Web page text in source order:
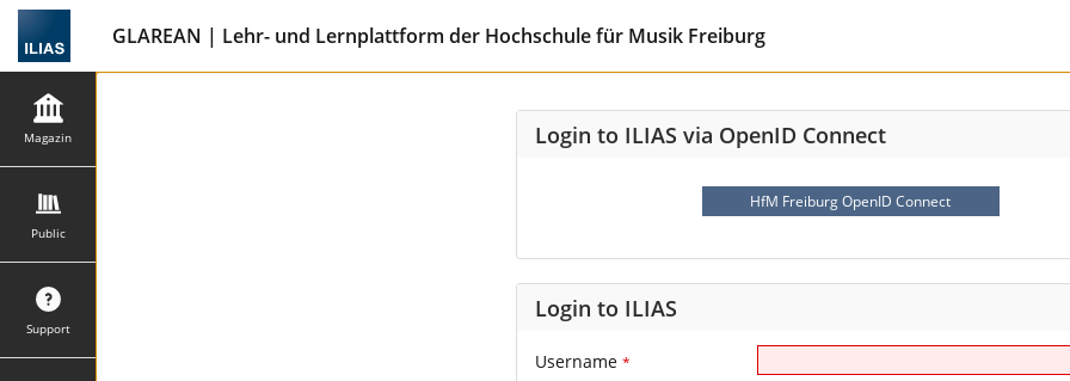
GLAREAN | Lehr- und Lernplattform der Hochschule für Musik Freiburg
Magazin
Public
Support
Login to ILIAS via OpenID Connect
HfM Freiburg OpenID Connect
Login to ILIAS
Username *